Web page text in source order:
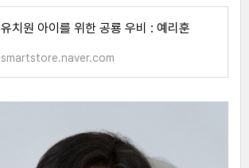
유치원 아이를 위한 공룡 우비 : 예리훈
smartstore.naver.com